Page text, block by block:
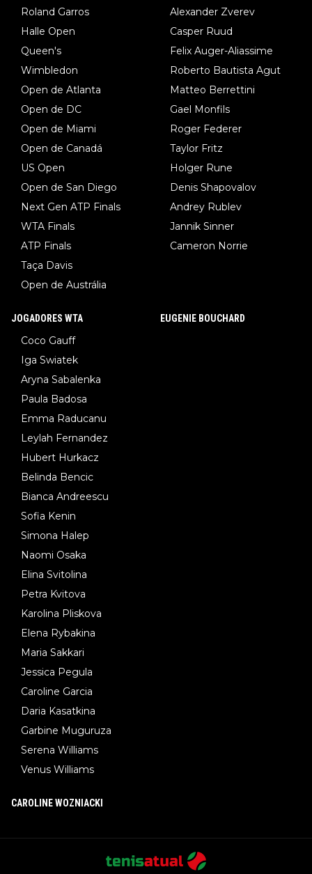
Roland Garros
Halle Open
Queen's
Wimbledon
Open de Atlanta
Open de DC
Open de Miami
Open de Canadá
US Open
Open de San Diego
Next Gen ATP Finals
WTA Finals
ATP Finals
Taça Davis
Open de Austrália
Alexander Zverev
Casper Ruud
Felix Auger-Aliassime
Roberto Bautista Agut
Matteo Berrettini
Gael Monfils
Roger Federer
Taylor Fritz
Holger Rune
Denis Shapovalov
Andrey Rublev
Jannik Sinner
Cameron Norrie
JOGADORES WTA
Coco Gauff
Iga Swiatek
Aryna Sabalenka
Paula Badosa
Emma Raducanu
Leylah Fernandez
Hubert Hurkacz
Belinda Bencic
Bianca Andreescu
Sofia Kenin
Simona Halep
Naomi Osaka
Elina Svitolina
Petra Kvitova
Karolina Pliskova
Elena Rybakina
Maria Sakkari
Jessica Pegula
Caroline Garcia
Daria Kasatkina
Garbine Muguruza
Serena Williams
Venus Williams
EUGENIE BOUCHARD
CAROLINE WOZNIACKI